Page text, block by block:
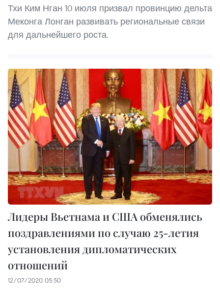
Тхи Ким Нган 10 июля призвал провинцию дельта
Меконга Лонган развивать региональные связи
для дальнейшего роста.
Лидеры Вьетнама и США обменялись
поздравлениями по случаю 25-летия
установления дипломатических
отношений
12/07/2020 05:50